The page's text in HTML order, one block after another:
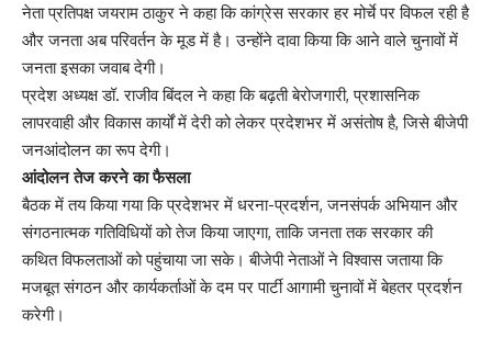
नेता प्रतिपक्ष जयराम ठाकुर ने कहा कि कांग्रेस सरकार हर मोर्चे पर विफल रही है
और जनता अब परिवर्तन के मूड में है। उन्होंने दावा किया कि आने वाले चुनावों में
जनता इसका जवाब देगी।
प्रदेश अध्यक्ष डॉ. राजीव बिंदल ने कहा कि बढ़ती बेरोजगारी, प्रशासनिक
लापरवाही और विकास कार्यों में देरी को लेकर प्रदेशभर में असंतोष है, जिसे बीजेपी
जनआंदोलन का रूप देगी।
आंदोलन तेज करने का फैसला
बैठक में तय किया गया कि प्रदेशभर में धरना-प्रदर्शन, जनसंपर्क अभियान और
संगठनात्मक गतिविधियों को तेज किया जाएगा, ताकि जनता तक सरकार की
कथित विफलताओं को पहुंचाया जा सके। बीजेपी नेताओं ने विश्वास जताया कि
मजबूत संगठन और कार्यकर्ताओं के दम पर पार्टी आगामी चुनावों में बेहतर प्रदर्शन
करेगी।